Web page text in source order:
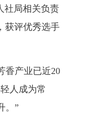
社局相关负责
获评优秀选手
香产业已近20
人成为常
。”